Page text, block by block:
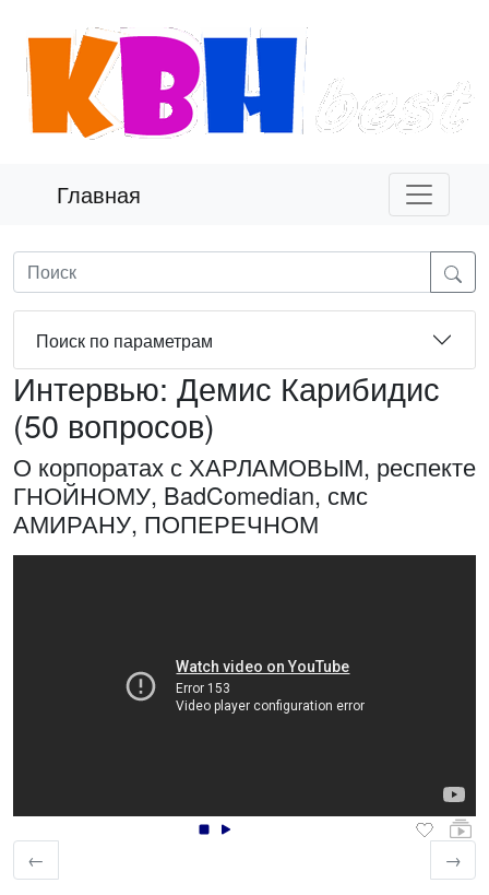
Главная
Поиск по параметрам
Интервью: Демис Карибидис
(50 вопросов)
О корпоратах с ХАРЛАМОВЫМ, респекте
ГНОЙНОМУ, BadComedian, смс
АМИРАНУ, ПОПЕРЕЧНОМ
←
→